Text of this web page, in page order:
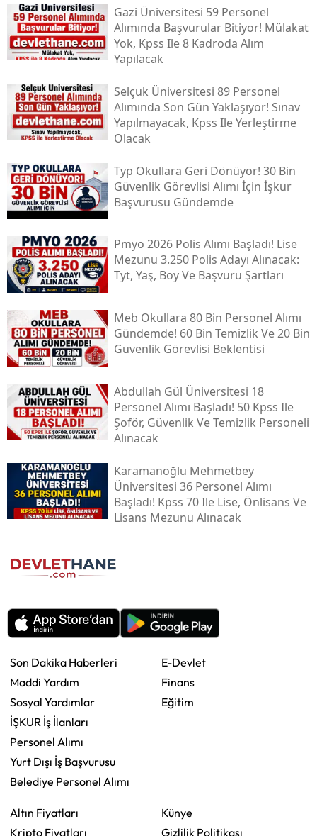
Gazi Üniversitesi 59 Personel
Alımında Başvurular Bitiyor! Mülakat
Yok, Kpss Ile 8 Kadroda Alım
Yapılacak
Selçuk Üniversitesi 89 Personel
Alımında Son Gün Yaklaşıyor! Sınav
Yapılmayacak, Kpss Ile Yerleştirme
Olacak
Typ Okullara Geri Dönüyor! 30 Bin
Güvenlik Görevlisi Alımı İçin İşkur
Başvurusu Gündemde
Pmyo 2026 Polis Alımı Başladı! Lise
Mezunu 3.250 Polis Adayı Alınacak:
Tyt, Yaş, Boy Ve Başvuru Şartları
Meb Okullara 80 Bin Personel Alımı
Gündemde! 60 Bin Temizlik Ve 20 Bin
Güvenlik Görevlisi Beklentisi
Abdullah Gül Üniversitesi 18
Personel Alımı Başladı! 50 Kpss Ile
Şoför, Güvenlik Ve Temizlik Personeli
Alınacak
Karamanoğlu Mehmetbey
Üniversitesi 36 Personel Alımı
Başladı! Kpss 70 Ile Lise, Önlisans Ve
Lisans Mezunu Alınacak
Son Dakika Haberleri
Maddi Yardım
Sosyal Yardımlar
İŞKUR İş İlanları
Personel Alımı
Yurt Dışı İş Başvurusu
Belediye Personel Alımı
E-Devlet
Finans
Eğitim
Altın Fiyatları
Kripto Fiyatları
Künye
Gizlilik Politikası